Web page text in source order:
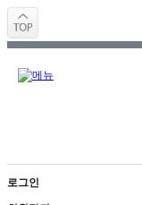
로그인